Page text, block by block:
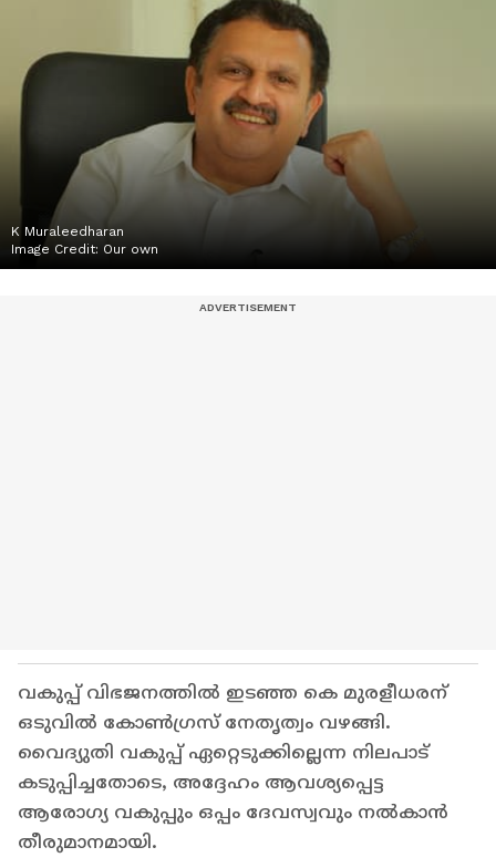
K Muraleedharan
Image Credit: Our own
വകുപ്പ് വിഭജനത്തിൽ ഇടഞ്ഞ കെ മുരളീധരന്
ഒടുവിൽ കോൺഗ്രസ് നേതൃത്വം വഴങ്ങി.
വൈദ്യുതി വകുപ്പ് ഏറ്റെടുക്കില്ലെന്ന നിലപാട്
കടുപ്പിച്ചതോടെ, അദ്ദേഹം ആവശ്യപ്പെട്ട
ആരോഗ്യ വകുപ്പും ഒപ്പം ദേവസ്വവും നൽകാൻ
തീരുമാനമായി.